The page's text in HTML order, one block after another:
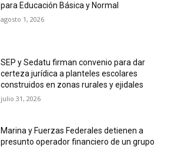
para Educación Básica y Normal
agosto 1, 2026
SEP y Sedatu firman convenio para dar
certeza jurídica a planteles escolares
construidos en zonas rurales y ejidales
julio 31, 2026
Marina y Fuerzas Federales detienen a
presunto operador financiero de un grupo